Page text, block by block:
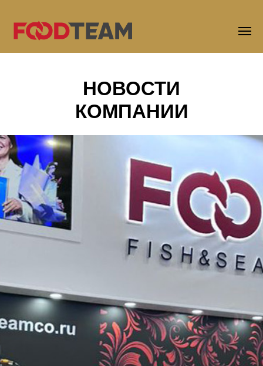
НОВОСТИ
КОМПАНИИ
МЕЖДУНАРОДНАЯ
ВЫСТАВКА SEAFOOD
EXPO RUSSIA
ОКТЯБРЬ, 2025